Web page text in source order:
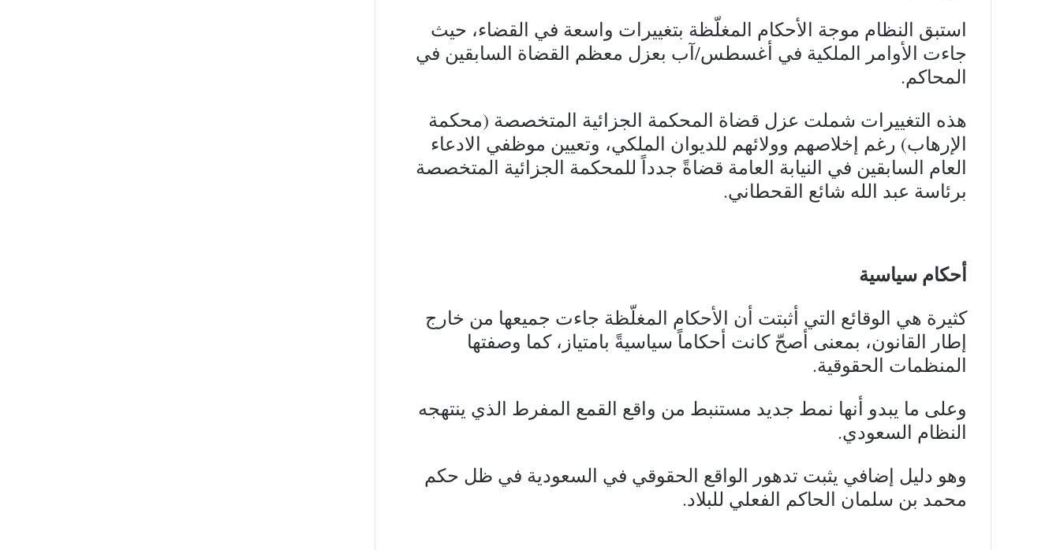
استبق النظام موجة الأحكام المغلّظة بتغييرات واسعة في القضاء، حيث
جاءت الأوامر الملكية في أغسطس/آب بعزل معظم القضاة السابقين في
المحاكم.
هذه التغييرات شملت عزل قضاة المحكمة الجزائية المتخصصة (محكمة
الإرهاب) رغم إخلاصهم وولائهم للديوان الملكي، وتعيين موظفي الادعاء
العام السابقين في النيابة العامة قضاةً جدداً للمحكمة الجزائية المتخصصة
برئاسة عبد الله شائع القحطاني.
أحكام سياسية
كثيرة هي الوقائع التي أثبتت أن الأحكام المغلّظة جاءت جميعها من خارج
إطار القانون، بمعنى أصحّ كانت أحكاماً سياسيةً بامتياز، كما وصفتها
المنظمات الحقوقية.
وعلى ما يبدو أنها نمط جديد مستنبط من واقع القمع المفرط الذي ينتهجه
النظام السعودي.
وهو دليل إضافي يثبت تدهور الواقع الحقوقي في السعودية في ظل حكم
محمد بن سلمان الحاكم الفعلي للبلاد.